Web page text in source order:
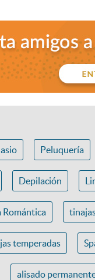
Peluquería
Depilación
Romántica
temperadas
alisado